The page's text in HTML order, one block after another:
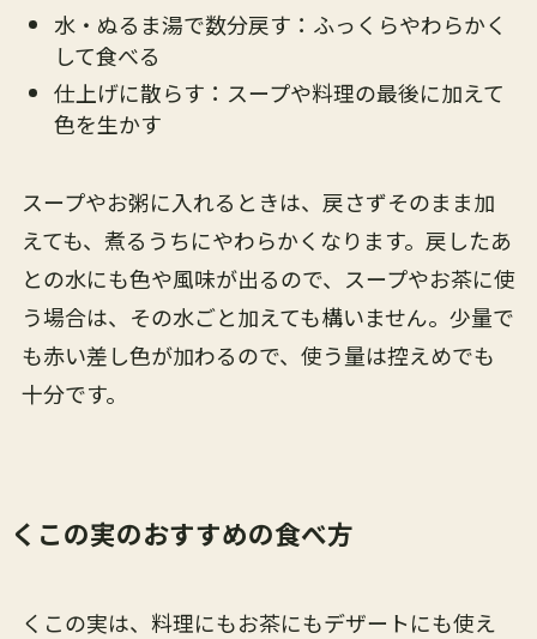
水・ぬるま湯で数分戻す：ふっくらやわらかく
して食べる
仕上げに散らす：スープや料理の最後に加えて
色を生かす
スープやお粥に入れるときは、戻さずそのまま加
えても、煮るうちにやわらかくなります。戻したあ
との水にも色や風味が出るので、スープやお茶に使
う場合は、その水ごと加えても構いません。少量で
も赤い差し色が加わるので、使う量は控えめでも
十分です。
くこの実のおすすめの食べ方
くこの実は、料理にもお茶にもデザートにも使え